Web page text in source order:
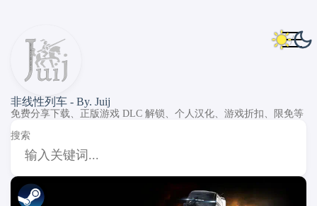
非线性列车 - By. Juij
免费分享下载、正版游戏 DLC 解锁、个人汉化、游戏折扣、限免等
搜索